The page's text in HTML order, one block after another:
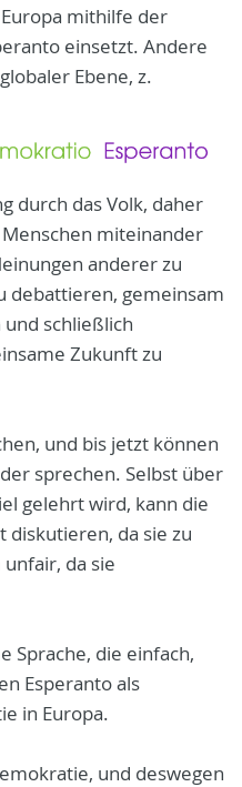
mithilfe der
einsetzt. Andere
Ebene, z.
durch das Volk, daher
miteinander
anderer zu
debattieren, gemeinsam
schließlich
Zukunft zu
und bis jetzt können
sprechen. Selbst über
gelehrt wird, kann die
da sie zu
da sie
Sprache, die einfach,
Esperanto als
in Europa.
und deswegen